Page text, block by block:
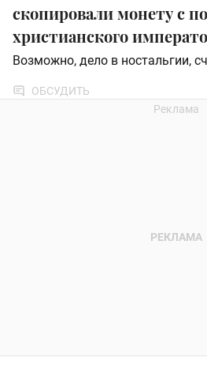
скопировали монету с
христианского
Возможно, дело в ностальгии,
ОБСУДИТЬ